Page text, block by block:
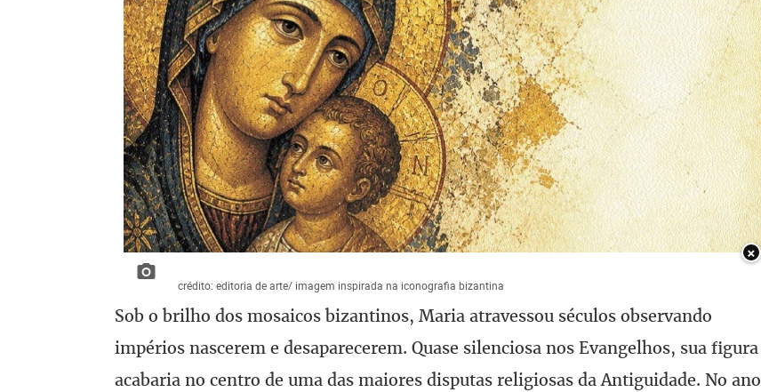
×
crédito: editoria de arte/ imagem inspirada na iconografia bizantina
Sob o brilho dos mosaicos bizantinos, Maria atravessou séculos observando
impérios nascerem e desaparecerem. Quase silenciosa nos Evangelhos, sua figura
acabaria no centro de uma das maiores disputas religiosas da Antiguidade. No ano